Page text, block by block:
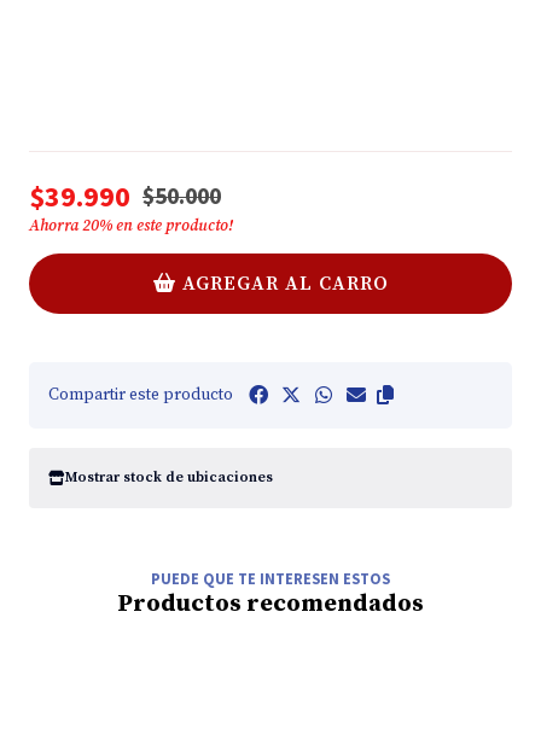
$39.990 $50.000
Ahorra20% en este producto!
AGREGAR AL CARRO
Compartir este producto
Mostrar stock de ubicaciones
PUEDE QUE TE INTERESEN ESTOS
Productos recomendados